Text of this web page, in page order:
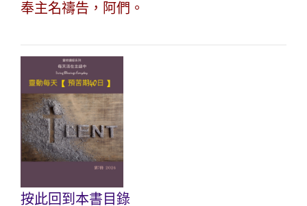
奉主名禱告，阿們。
按此回到本書目錄